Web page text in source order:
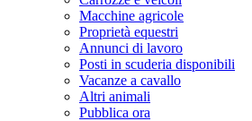
Macchine agricole
Proprietà equestri
Annunci di lavoro
Posti in scuderia disponibili
Vacanze a cavallo
Altri animali
Pubblica ora